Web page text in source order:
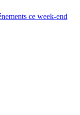
ce week-end